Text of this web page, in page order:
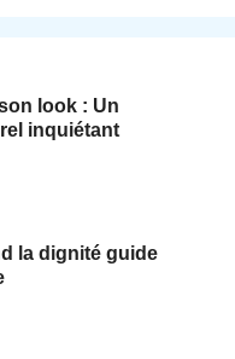
look : Un
inquiétant
la dignité guide